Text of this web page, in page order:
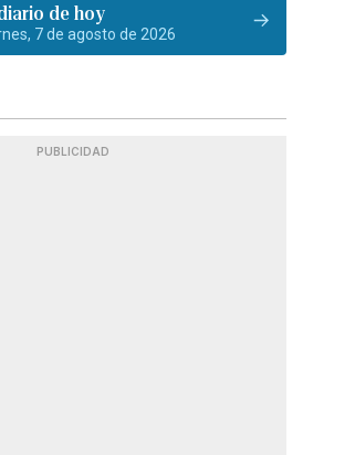
de hoy
7 de agosto de 2026
PUBLICIDAD